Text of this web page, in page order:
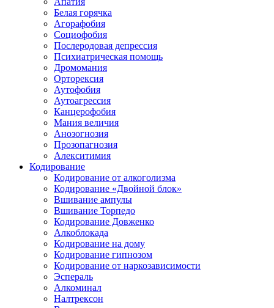
Белая горячка
Агорафобия
Социофобия
Послеродовая депрессия
Психиатрическая помощь
Дромомания
Орторексия
Аутофобия
Аутоагрессия
Канцерофобия
Мания величия
Анозогнозия
Прозопагнозия
Алекситимия
Кодирование
Кодирование от алкоголизма
Кодирование «Двойной блок»
Вшивание ампулы
Вшивание Торпедо
Кодирование Довженко
Алкоблокада
Кодирование на дому
Кодирование гипнозом
Кодирование от наркозависимости
Эспераль
Алкоминал
Налтрексон